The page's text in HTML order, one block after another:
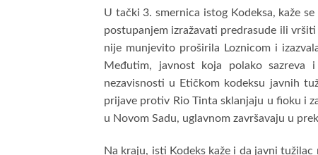
U tački 3. smernica istog Kodeksa, kaže
postupanjem izražavati predrasude ili
nije munjevito proširila Loznicom i
Međutim, javnost koja polako
nezavisnosti u Etičkom kodeksu javnih
prijave protiv Rio Tinta sklanjaju u fioku i
u Novom Sadu, uglavnom završavaju u
Na kraju, isti Kodeks kaže i da javni